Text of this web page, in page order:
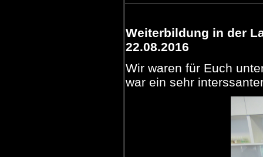
Weiterbildung in der
22.08.2016
Wir waren für Euch
war ein sehr